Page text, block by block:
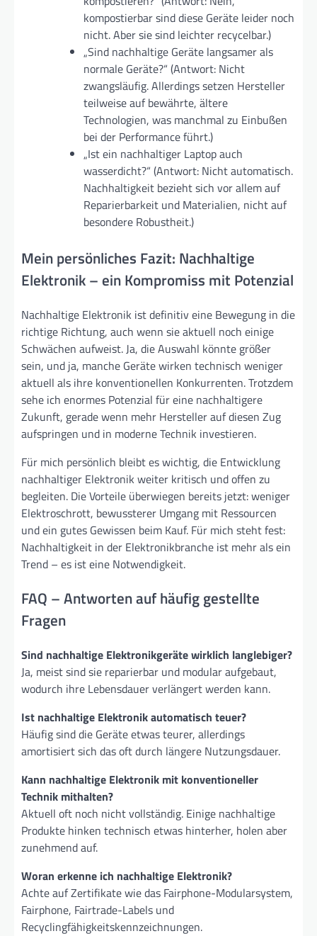
kompostierbar sind diese Geräte leider noch
nicht. Aber sie sind leichter recycelbar.)
„Sind nachhaltige Geräte langsamer als
normale Geräte?“ (Antwort: Nicht
zwangsläufig. Allerdings setzen Hersteller
teilweise auf bewährte, ältere
Technologien, was manchmal zu Einbußen
bei der Performance führt.)
„Ist ein nachhaltiger Laptop auch
wasserdicht?“ (Antwort: Nicht automatisch.
Nachhaltigkeit bezieht sich vor allem auf
Reparierbarkeit und Materialien, nicht auf
besondere Robustheit.)
Mein persönliches Fazit: Nachhaltige
Elektronik – ein Kompromiss mit Potenzial
Nachhaltige Elektronik ist definitiv eine Bewegung in die
richtige Richtung, auch wenn sie aktuell noch einige
Schwächen aufweist. Ja, die Auswahl könnte größer
sein, und ja, manche Geräte wirken technisch weniger
aktuell als ihre konventionellen Konkurrenten. Trotzdem
sehe ich enormes Potenzial für eine nachhaltigere
Zukunft, gerade wenn mehr Hersteller auf diesen Zug
aufspringen und in moderne Technik investieren.
Für mich persönlich bleibt es wichtig, die Entwicklung
nachhaltiger Elektronik weiter kritisch und offen zu
begleiten. Die Vorteile überwiegen bereits jetzt: weniger
Elektroschrott, bewussterer Umgang mit Ressourcen
und ein gutes Gewissen beim Kauf. Für mich steht fest:
Nachhaltigkeit in der Elektronikbranche ist mehr als ein
Trend – es ist eine Notwendigkeit.
FAQ – Antworten auf häufig gestellte
Fragen
Sind nachhaltige Elektronikgeräte wirklich langlebiger?
Ja, meist sind sie reparierbar und modular aufgebaut,
wodurch ihre Lebensdauer verlängert werden kann.
Ist nachhaltige Elektronik automatisch teuer?
Häufig sind die Geräte etwas teurer, allerdings
amortisiert sich das oft durch längere Nutzungsdauer.
Kann nachhaltige Elektronik mit konventioneller
Technik mithalten?
Aktuell oft noch nicht vollständig. Einige nachhaltige
Produkte hinken technisch etwas hinterher, holen aber
zunehmend auf.
Woran erkenne ich nachhaltige Elektronik?
Achte auf Zertifikate wie das Fairphone-Modularsystem,
Fairphone, Fairtrade-Labels und
Recyclingfähigkeitskennzeichnungen.